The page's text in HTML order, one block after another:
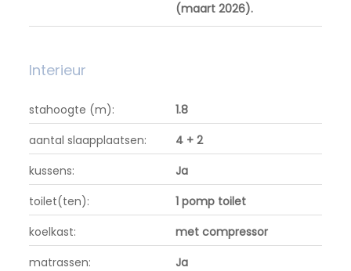
(maart 2026).
Interieur
stahoogte (m):
1.8
aantal slaapplaatsen:
4 + 2
kussens:
Ja
toilet(ten):
1 pomp toilet
koelkast:
met compressor
matrassen:
Ja